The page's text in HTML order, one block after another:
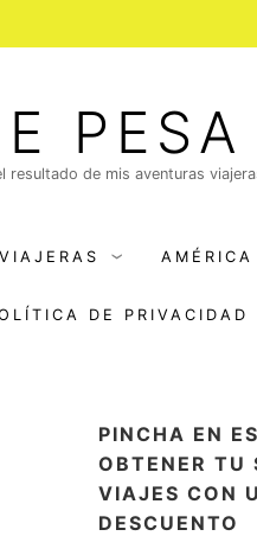
PESA
resultado de mis aventuras
AMÉRICA
DE PRIVACIDAD
PINCHA EN
OBTENER TU
VIAJES CON
DESCUENTO